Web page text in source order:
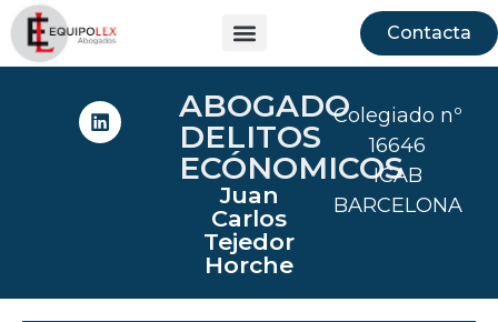
Contacta
ABOGADO
DELITOS
ECÓNOMICOS
Juan
Carlos
Tejedor
Horche
Colegiado nº
16646
ICAB
BARCELONA